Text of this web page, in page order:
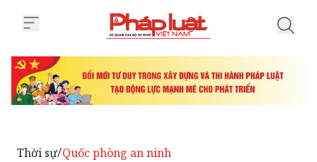
Thời sự/Quốc phòng an ninh